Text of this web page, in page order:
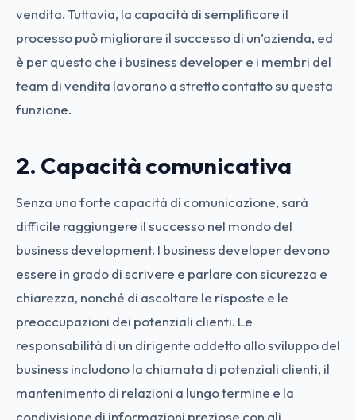
vendita. Tuttavia, la capacità di semplificare il
processo può migliorare il successo di un’azienda, ed
è per questo che i business developer e i membri del
team di vendita lavorano a stretto contatto su questa
funzione.
2. Capacità comunicativa
Senza una forte capacità di comunicazione, sarà
difficile raggiungere il successo nel mondo del
business development. I business developer devono
essere in grado di scrivere e parlare con sicurezza e
chiarezza, nonché di ascoltare le risposte e le
preoccupazioni dei potenziali clienti. Le
responsabilità di un dirigente addetto allo sviluppo del
business includono la chiamata di potenziali clienti, il
mantenimento di relazioni a lungo termine e la
condivisione di informazioni preziose con gli